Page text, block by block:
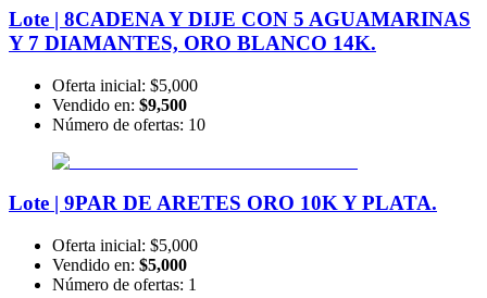
Lote | 8CADENA Y DIJE CON 5 AGUAMARINAS
Y 7 DIAMANTES, ORO BLANCO 14K.
Oferta inicial: $5,000
Vendido en: $9,500
Número de ofertas: 10
Lote | 9PAR DE ARETES ORO 10K Y PLATA.
Oferta inicial: $5,000
Vendido en: $5,000
Número de ofertas: 1